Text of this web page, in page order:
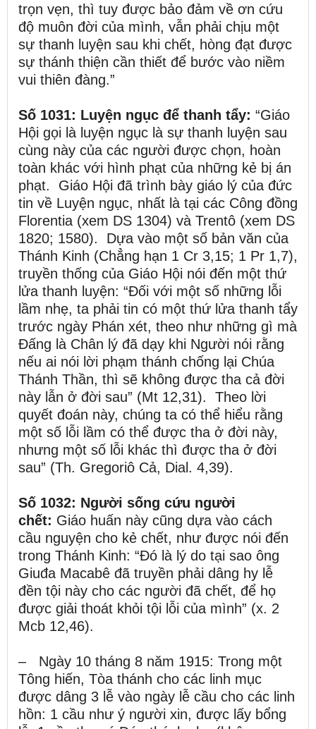
trọn vẹn, thì tuy được bảo đảm về ơn cứu
độ muôn đời của mình, vẫn phải chịu một
sự thanh luyện sau khi chết, hòng đạt được
sự thánh thiện cần thiết để bước vào niềm
vui thiên đàng.”
Số 1031: Luyện ngục để thanh tẩy: “Giáo
Hội gọi là luyện ngục là sự thanh luyện sau
cùng này của các người được chọn, hoàn
toàn khác với hình phạt của những kẻ bị án
phạt. Giáo Hội đã trình bày giáo lý của đức
tin về Luyện ngục, nhất là tại các Công đồng
Florentia (xem DS 1304) và Trentô (xem DS
1820; 1580). Dựa vào một số bản văn của
Thánh Kinh (Chẳng hạn 1 Cr 3,15; 1 Pr 1,7),
truyền thống của Giáo Hội nói đến một thứ
lửa thanh luyện: “Đối với một số những lỗi
lầm nhẹ, ta phải tin có một thứ lửa thanh tẩy
trước ngày Phán xét, theo như những gì mà
Đấng là Chân lý đã dạy khi Người nói rằng
nếu ai nói lời phạm thánh chống lại Chúa
Thánh Thần, thì sẽ không được tha cả đời
này lẫn ở đời sau” (Mt 12,31). Theo lời
quyết đoán này, chúng ta có thể hiểu rằng
một số lỗi lầm có thể được tha ở đời này,
nhưng một số lỗi khác thì được tha ở đời
sau” (Th. Gregoriô Cả, Dial. 4,39).
Số 1032: Người sống cứu người
chết: Giáo huấn này cũng dựa vào cách
cầu nguyện cho kẻ chết, như được nói đến
trong Thánh Kinh: “Đó là lý do tại sao ông
Giuđa Macabê đã truyền phải dâng hy lễ
đền tội này cho các người đã chết, để họ
được giải thoát khỏi tội lỗi của mình” (x. 2
Mcb 12,46).
– Ngày 10 tháng 8 năm 1915: Trong một
Tông hiến, Tòa thánh cho các linh mục
được dâng 3 lễ vào ngày lễ cầu cho các linh
hồn: 1 cầu như ý người xin, được lấy bổng